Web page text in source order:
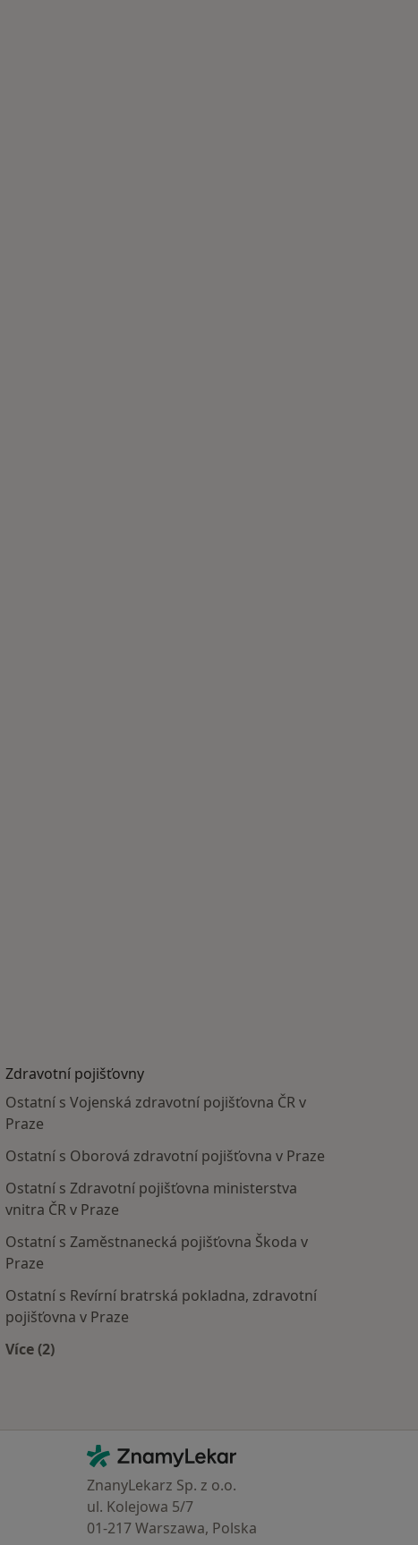
Zdravotní pojišťovny
Ostatní s Vojenská zdravotní pojišťovna ČR v
Praze
Ostatní s Oborová zdravotní pojišťovna v Praze
Ostatní s Zdravotní pojišťovna ministerstva
vnitra ČR v Praze
Ostatní s Zaměstnanecká pojišťovna Škoda v
Praze
Ostatní s Revírní bratrská pokladna, zdravotní
pojišťovna v Praze
Více (2)
Kontakt
ZnamyLekar - Hlavní stránka
ZnanyLekarz Sp. z o.o.
ul. Kolejowa 5/7
01-217 Warszawa, Polska